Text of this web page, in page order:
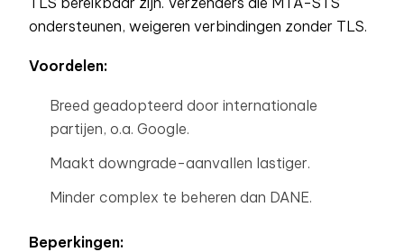
ondersteunen, weigeren verbindingen zonder TLS.
Voordelen:
Breed geadopteerd door internationale
partijen, o.a. Google.
Maakt downgrade-aanvallen lastiger.
Minder complex te beheren dan DANE.
Beperkingen: